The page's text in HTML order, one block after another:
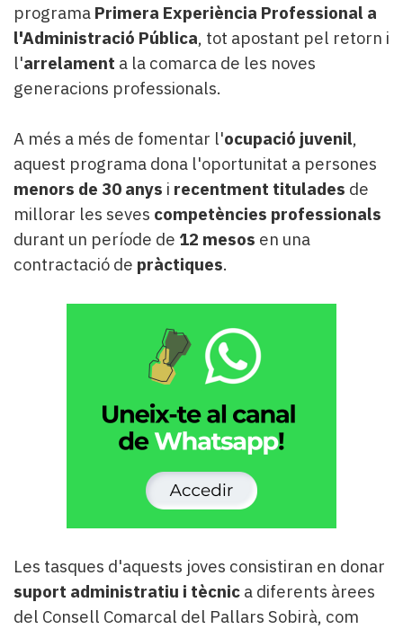
més
llegit...
Editorial
programa Primera Experiència Professional a
l'Administració Pública, tot apostant pel retorn i
l'arrelament a la comarca de les noves
generacions professionals.
A més a més de fomentar l'ocupació juvenil,
aquest programa dona l'oportunitat a persones
menors de 30 anys i recentment titulades de
millorar les seves competències professionals
durant un període de 12 mesos en una
contractació de pràctiques.
Les tasques d'aquests joves consistiran en donar
suport administratiu i tècnic a diferents àrees
del Consell Comarcal del Pallars Sobirà, com